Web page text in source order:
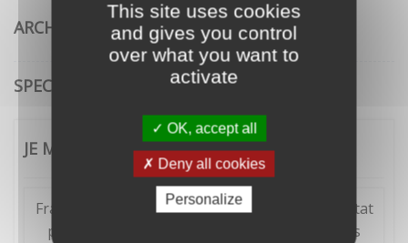
This site uses cookies
and gives you control
over what you want to
activate
OK, accept all
Deny all cookies
Personalize
ARCHITECTURE
SPECTACLE VIVANT
JE ME CONNECTE
FranceConnect est la solution proposée par l'Etat
pour sécuriser et simplifier la connexion à vos